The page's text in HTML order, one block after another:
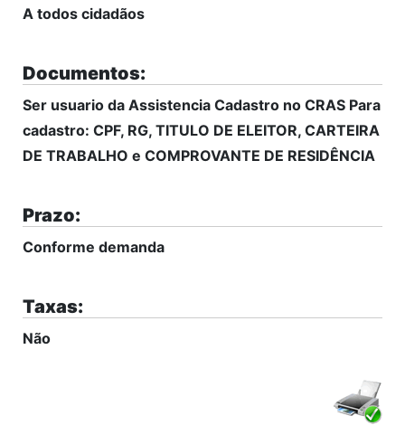
A todos cidadãos
Documentos:
Ser usuario da Assistencia Cadastro no CRAS Para
cadastro: CPF, RG, TITULO DE ELEITOR, CARTEIRA
DE TRABALHO e COMPROVANTE DE RESIDÊNCIA
Prazo:
Conforme demanda
Taxas:
Não